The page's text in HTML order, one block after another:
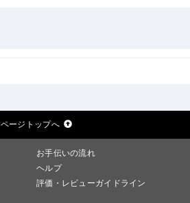
ページトップへ
お手伝いの流れ
ヘルプ
評価・レビューガイドライン